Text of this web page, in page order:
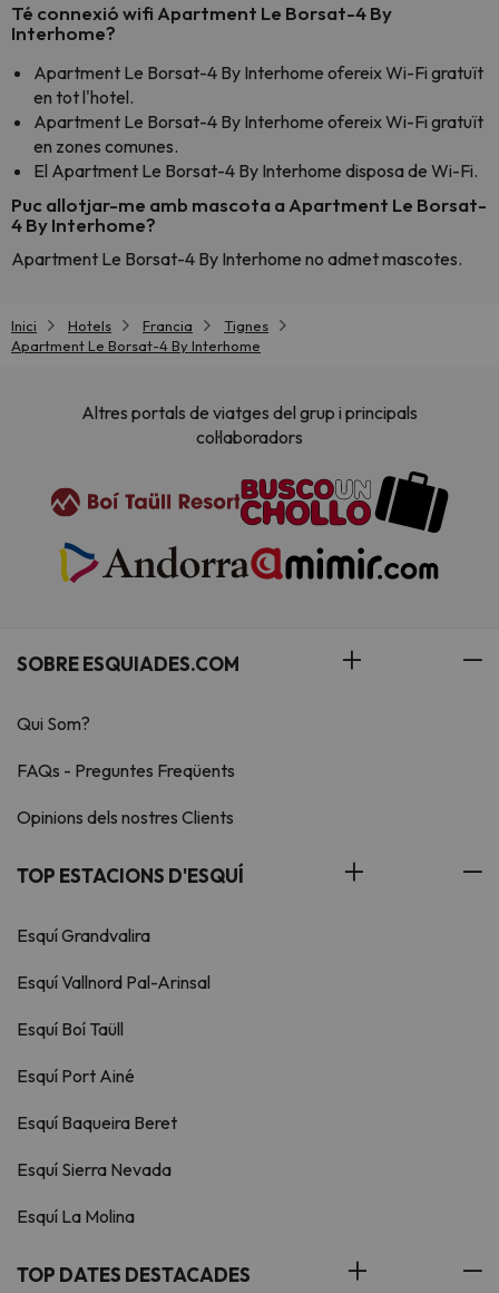
Té connexió wifi Apartment Le Borsat-4 By
Interhome?
Apartment Le Borsat-4 By Interhome ofereix Wi-Fi gratuït
en tot l'hotel.
Apartment Le Borsat-4 By Interhome ofereix Wi-Fi gratuït
en zones comunes.
El Apartment Le Borsat-4 By Interhome disposa de Wi-Fi.
Puc allotjar-me amb mascota a Apartment Le Borsat-
4 By Interhome?
Apartment Le Borsat-4 By Interhome no admet mascotes.
Inici Hotels Francia
Tignes
Apartment Le Borsat-4 By Interhome
Altres portals de viatges del grup i principals
col·laboradors
SOBRE ESQUIADES.COM
Qui Som?
FAQs - Preguntes Freqüents
Opinions dels nostres Clients
TOP ESTACIONS D'ESQUÍ
Esquí Grandvalira
Esquí Vallnord Pal-Arinsal
Esquí Boí Taüll
Esquí Port Ainé
Esquí Baqueira Beret
Esquí Sierra Nevada
Esquí La Molina
TOP DATES DESTACADES